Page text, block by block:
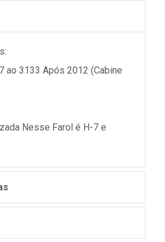
ao 3133 Após 2012 (Cabine
Nesse Farol é H-7 e